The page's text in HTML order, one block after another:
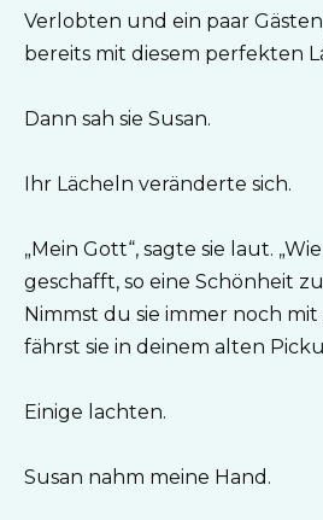
Verlobten und ein paar
bereits mit diesem perfekten
Dann sah sie Susan.
Ihr Lächeln veränderte sich.
„Mein Gott“, sagte sie laut.
geschafft, so eine Schönheit
Nimmst du sie immer noch mit
fährst sie in deinem alten
Einige lachten.
Susan nahm meine Hand.